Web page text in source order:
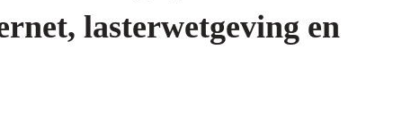
lasterwetgeving en